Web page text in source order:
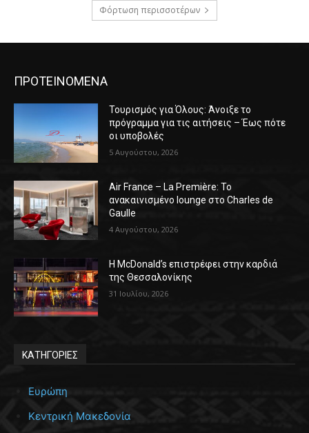
Φόρτωση περισσοτέρων
ΠΡΟΤΕΙΝΟΜΕΝΑ
Τουρισμός για Όλους: Άνοιξε το
πρόγραμμα για τις αιτήσεις – Έως πότε
οι υποβολές
5 Αυγούστου, 2026
Air France – La Première: Το
ανακαινισμένο lounge στο Charles de
Gaulle
4 Αυγούστου, 2026
Η McDonald’s επιστρέφει στην καρδιά
της Θεσσαλονίκης
31 Ιουλίου, 2026
ΚΑΤΗΓΟΡΙΕΣ
Ευρώπη
Κεντρική Μακεδονία